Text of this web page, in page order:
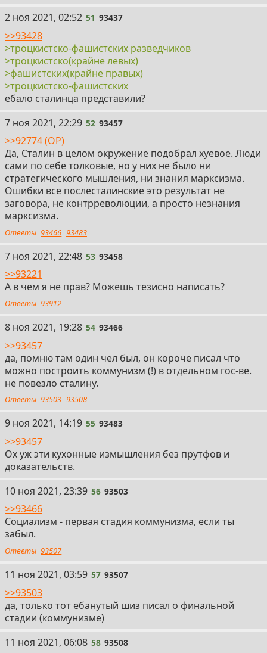
51
2 ноя 2021, 02:52 51 93437
>>93428
>троцкистско-фашистских разведчиков
>троцкистско(крайне левых)
>фашистских(крайне правых)
>троцкистско-фашистских
ебало сталинца представили?
52
7 ноя 2021, 22:29 52 93457
>>92774 (OP)
Да, Сталин в целом окружение подобрал хуевое. Люди
сами по себе толковые, но у них не было ни
стратегического мышления, ни знания марксизма.
Ошибки все послесталинские это результат не
заговора, не контрреволюции, а просто незнания
марксизма.
Ответы 93466 93483
53
7 ноя 2021, 22:48 53 93458
>>93221
А в чем я не прав? Можешь тезисно написать?
Ответы 93912
54
8 ноя 2021, 19:28 54 93466
>>93457
да, помню там один чел был, он короче писал что
можно построить коммунизм (!) в отдельном гос-ве.
не повезло сталину.
Ответы 93503 93508
55
9 ноя 2021, 14:19 55 93483
>>93457
Ох уж эти кухонные измышления без прутфов и
доказательств.
56
10 ноя 2021, 23:39 56 93503
>>93466
Социализм - первая стадия коммунизма, если ты
забыл.
Ответы 93507
57
11 ноя 2021, 03:59 57 93507
>>93503
да, только тот ебанутый шиз писал о финальной
стадии (коммунизме)
58
11 ноя 2021, 06:08 58 93508